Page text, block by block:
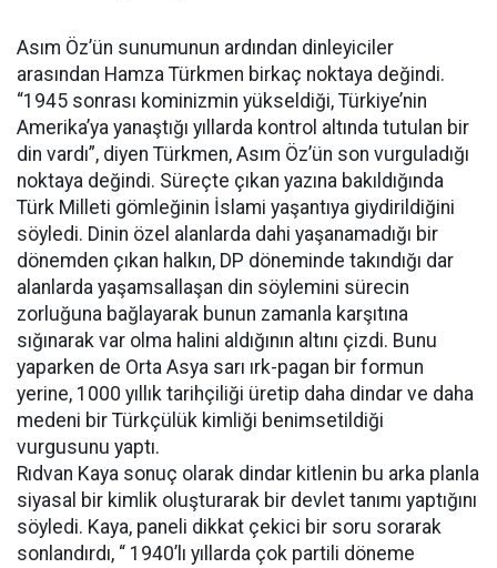
Asım Öz’ün sunumunun ardından dinleyiciler
arasından Hamza Türkmen birkaç noktaya değindi.
“1945 sonrası kominizmin yükseldiği, Türkiye’nin
Amerika’ya yanaştığı yıllarda kontrol altında tutulan bir
din vardı”, diyen Türkmen, Asım Öz’ün son vurguladığı
noktaya değindi. Süreçte çıkan yazına bakıldığında
Türk Milleti gömleğinin İslami yaşantıya giydirildiğini
söyledi. Dinin özel alanlarda dahi yaşanamadığı bir
dönemden çıkan halkın, DP döneminde takındığı dar
alanlarda yaşamsallaşan din söylemini sürecin
zorluğuna bağlayarak bunun zamanla karşıtına
sığınarak var olma halini aldığının altını çizdi. Bunu
yaparken de Orta Asya sarı ırk-pagan bir formun
yerine, 1000 yıllık tarihçiliği üretip daha dindar ve daha
medeni bir Türkçülük kimliği benimsetildiği
vurgusunu yaptı.
Rıdvan Kaya sonuç olarak dindar kitlenin bu arka planla
siyasal bir kimlik oluşturarak bir devlet tanımı yaptığını
söyledi. Kaya, paneli dikkat çekici bir soru sorarak
sonlandırdı, “ 1940’lı yıllarda çok partili döneme